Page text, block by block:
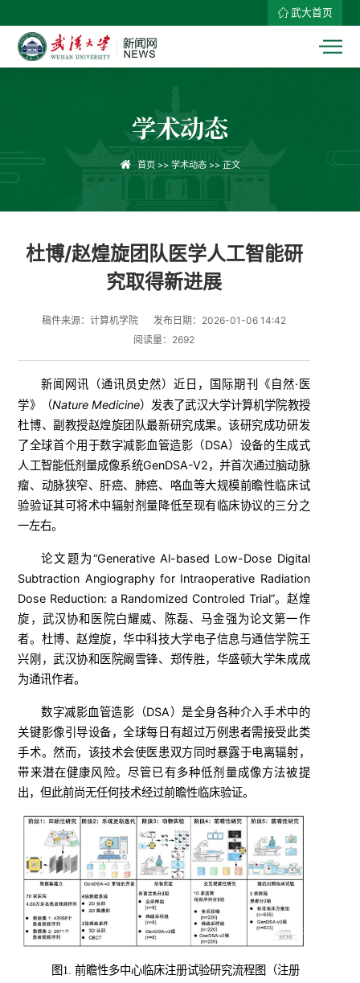
武大首页
学术动态
首页>>学术动态>> 正文
杜博/赵煌旋团队医学人工智能研
究取得新进展
稿件来源：计算机学院
发布日期：2026-01-06 14:42
阅读量： 2692
新闻网讯（通讯员史然）近日，国际期刊《自然·医
学》（Nature Medicine）发表了武汉大学计算机学院教授
杜博、副教授赵煌旋团队最新研究成果。该研究成功研发
了全球首个用于数字减影血管造影（DSA）设备的生成式
人工智能低剂量成像系统GenDSA-V2，并首次通过脑动脉
瘤、动脉狭窄、肝癌、肺癌、咯血等大规模前瞻性临床试
验验证其可将术中辐射剂量降低至现有临床协议的三分之
一左右。
论文题为“Generative Al-based Low-Dose Digital
Subtraction Angiography for Intraoperative Radiation
Dose Reduction: a Randomized Controled Trial”。 赵煌
旋，武汉协和医院白耀威、陈磊、马金强为论文第一作
者。杜博、赵煌旋，华中科技大学电子信息与通信学院王
兴刚，武汉协和医院阚雪锋、郑传胜，华盛顿大学朱成成
为通讯作者。
数字减影血管造影（DSA）是全身各种介入手术中的
关键影像引导设备，全球每日有超过万例患者需接受此类
手术。然而，该技术会使医患双方同时暴露于电离辐射，
带来潜在健康风险。尽管已有多种低剂量成像方法被提
出，但此前尚无任何技术经过前瞻性临床验证。
图1. 前瞻性多中心临床注册试验研究流程图（注册